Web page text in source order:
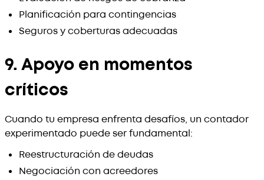
Planificación para contingencias
Seguros y coberturas adecuadas
9. Apoyo en momentos
críticos
Cuando tu empresa enfrenta desafíos, un contador
experimentado puede ser fundamental:
Reestructuración de deudas
Negociación con acreedores